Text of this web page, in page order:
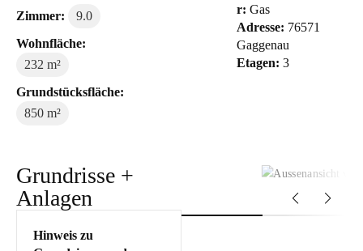
Zimmer:
9.0
Wohnfläche:
232 m²
Grundstücksfläche:
850 m²
r: Gas
Adresse: 76571
Gaggenau
Etagen: 3
Grundrisse +
Anlagen
Hinweis zu